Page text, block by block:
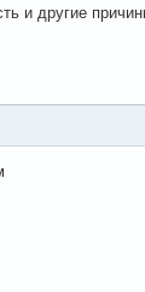
и другие